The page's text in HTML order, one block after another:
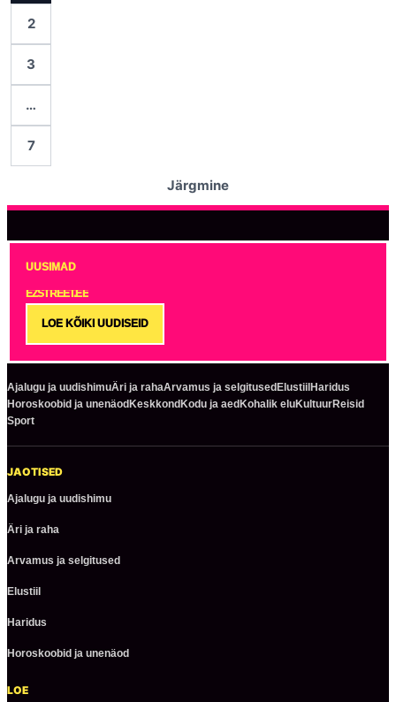
2
3
…
7
Järgmine
UUSIMAD
EZSTREET.EE
LOE KÕIKI UUDISEID
Ajalugu ja uudishimuÄri ja rahaArvamus ja selgitused Elustiil Haridus
Horoskoobid ja unenäod Keskkond Kodu ja aed Kohalik eluKultuurReisid
Sport
JAOTISED
Ajalugu ja uudishimu
Äri ja raha
Arvamus ja selgitused
Elustiil
Haridus
Horoskoobid ja unenäod
LOE